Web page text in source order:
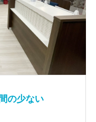
の少ない